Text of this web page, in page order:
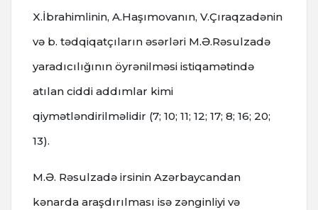
X.İbrahimlinin, A.Haşımovanın, V.Çıraqzadənin
və b. tədqiqatçıların əsərləri M.Ə.Rəsulzadə
yaradıcılığının öyrənilməsi istiqamətində
atılan ciddi addımlar kimi
qiymətləndirilməlidir (7; 10; 11; 12; 17; 8; 16; 20;
13).
M.Ə. Rəsulzadə irsinin Azərbaycandan
kənarda araşdırılması isə zənginliyi və